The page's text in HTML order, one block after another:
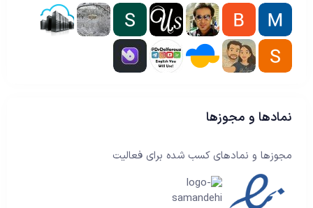
نمادها و مجوزها
مجوزها و نمادهای کسب شده برای فعالیت